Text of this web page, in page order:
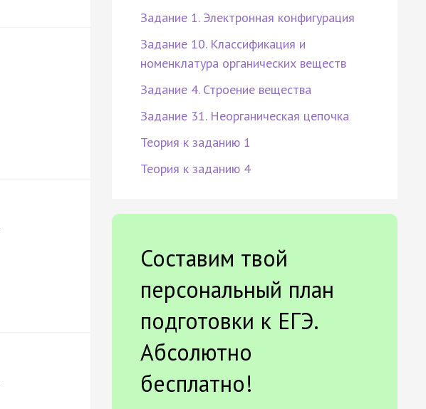
Задание 1. Электронная конфигурация
Задание 10. Классификация и
номенклатура органических веществ
Задание 4. Строение вещества
Задание 31. Неорганическая цепочка
Теория к заданию 1
Теория к заданию 4
Составим твой
персональный план
подготовки к ЕГЭ.
Абсолютно
бесплатно!